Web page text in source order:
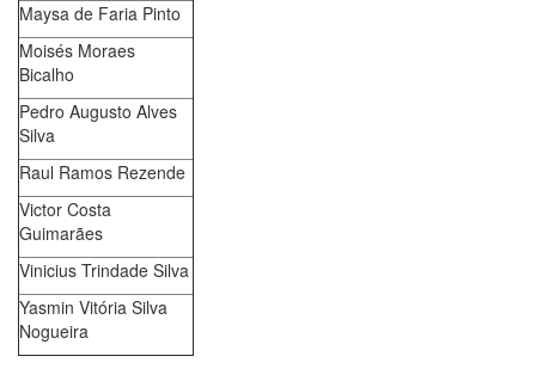
Maysa de Faria Pinto
Moisés Moraes
Bicalho
Pedro Augusto Alves
Silva
Raul Ramos Rezende
Victor Costa
Guimarães
Vinicius Trindade Silva
Yasmin Vitória Silva
Nogueira